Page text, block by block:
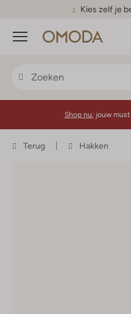
Kies zelf je
Menu
Shop nu: jouw
Terug Hakken